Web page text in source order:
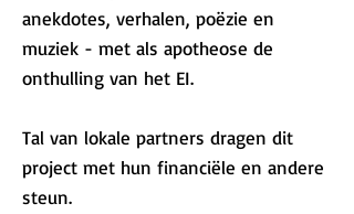
anekdotes, verhalen, poëzie en
muziek - met als apotheose de
onthulling van het EI.
Tal van lokale partners dragen dit
project met hun financiële en andere
steun.